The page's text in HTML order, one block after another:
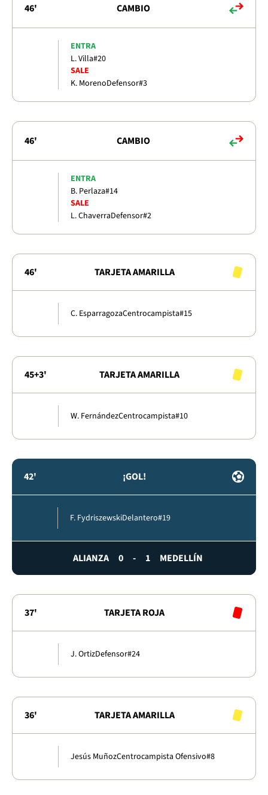
46' CAMBIO
ENTRA
L. Villa#20
SALE
K. MorenoDefensor#3
46' CAMBIO
ENTRA
B. Perlaza#14
SALE
L. ChaverraDefensor#2
46' TARJETA AMARILLA
C. EsparragozaCentrocampista#15
45+3' TARJETA AMARILLA
W. FernándezCentrocampista#10
42' ¡GOL!
F. FydriszewskiDelantero#19
ALIANZA 0 - 1 MEDELLÍN
37' TARJETA ROJA
J. OrtizDefensor#24
36' TARJETA AMARILLA
Jesús MuñozCentrocampista Ofensivo#8